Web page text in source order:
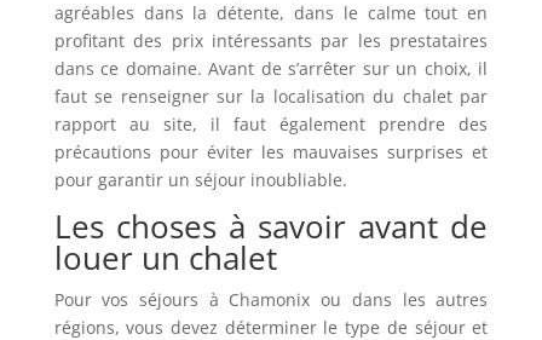
agréables dans la détente, dans le calme tout en
profitant des prix intéressants par les prestataires
dans ce domaine. Avant de s’arrêter sur un choix, il
faut se renseigner sur la localisation du chalet par
rapport au site, il faut également prendre des
précautions pour éviter les mauvaises surprises et
pour garantir un séjour inoubliable.
Les choses à savoir avant de
louer un chalet
Pour vos séjours à Chamonix ou dans les autres
régions, vous devez déterminer le type de séjour et